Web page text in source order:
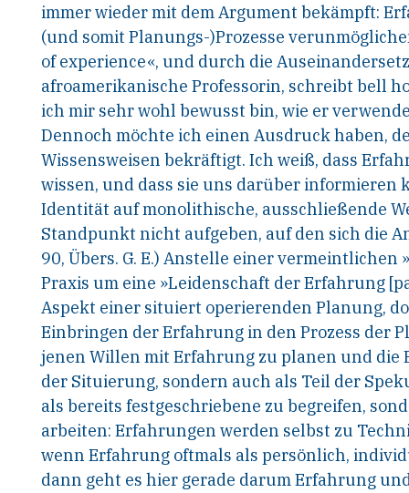
immer wieder mit dem Argument bekämpft:
(und somit Planungs-)Prozesse ver
of experience«, und durch die
afroamerikanische Professorin, schreibt bell
ich mir sehr wohl bewusst bin, wie er
Dennoch möchte ich einen Ausdruck haben,
Wissensweisen bekräftigt. Ich weiß, dass
wissen, und dass sie uns darüberinformieren
Identität auf monolithische, ausschließende
Standpunkt nicht aufgeben, aufden sich die
90, Übers. G. E.) Anstelle einervermeintlichen
Praxis um eine »Leidenschaft der Erfahrung
Aspekt einer situiert operierenden Planung,
Einbringen der Erfahrung in den Prozess der
jenen Willen mit Erfahrung zu planen und die
der Situierung, sondern auch als Teil der
als bereits festgeschriebene zu begreifen,
arbeiten: Erfahrungen werden selbst zu
wenn Erfahrung oftmals als persönlich,
dann geht es hier gerade darumErfahrung